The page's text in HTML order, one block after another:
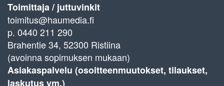
Toimittaja / juttuvinkit
toimitus@haumedia.fi
p. 0440 211 290
Brahentie 34, 52300 Ristiina
(avoinna sopimuksen mukaan)
Asiakaspalvelu (osoitteenmuutokset, tilaukset,
laskutus ym.)